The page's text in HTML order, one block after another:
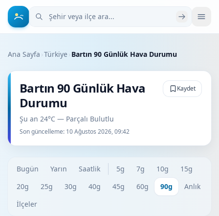
Şehir veya ilçe ara
Ana Sayfa ›Türkiye› Bartın 90 Günlük Hava Durumu
Bartın 90 Günlük Hava
Durumu
Şu an 24°C — Parçalı Bulutlu
Son güncelleme: 10 Ağustos 2026, 09:42
Kaydet
Bugün Yarın Saatlik 5g 7g 10g
15g
20g
25g 30g 40g 45g 60g 90g
Anlık
İlçeler